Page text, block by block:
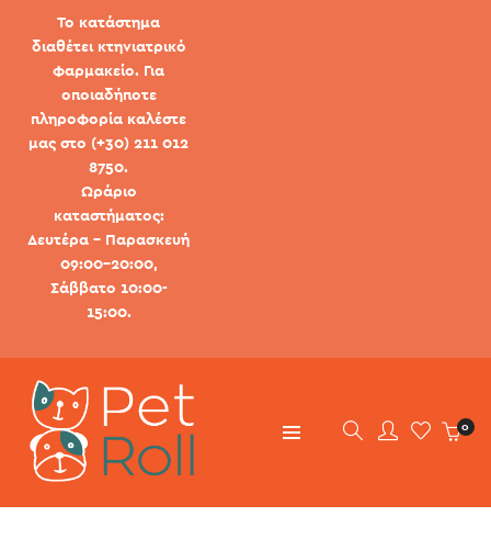
Το κατάστημα
διαθέτει κτηνιατρικό
φαρμακείο. Για
οποιαδήποτε
πληροφορία καλέστε
μας στο (+30) 211 012
8750.
Ωράριο
καταστήματος:
Δευτέρα - Παρασκευή
09:00-20:00,
Σάββατο 10:00-
15:00.
0